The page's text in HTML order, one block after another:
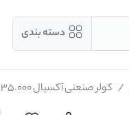
دسته بندی
کولر صنعتی آکسیال 35.000 kga کولاک گستر یزد